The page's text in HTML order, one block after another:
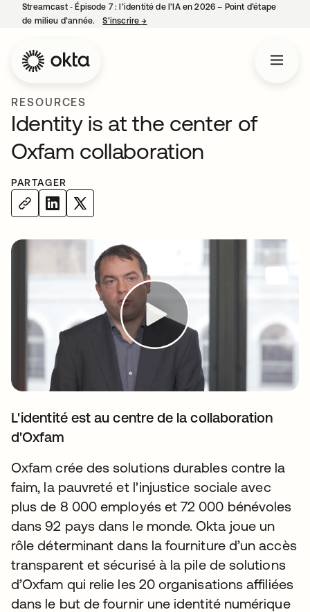
Streamcast ‑ Épisode 7 : l’identité de l’IA en 2026 – Point d’étape
de milieu d’année.
S’inscrire→
RESOURCES
Identity is at the center of
Oxfam collaboration
PARTAGER
L'identité est au centre de la collaboration
d'Oxfam
Oxfam crée des solutions durables contre la
faim, la pauvreté et l'injustice sociale avec
plus de 8 000 employés et 72 000 bénévoles
dans 92 pays dans le monde. Okta joue un
rôle déterminant dans la fourniture d’un accès
transparent et sécurisé à la pile de solutions
d’Oxfam qui relie les 20 organisations affiliées
dans le but de fournir une identité numérique